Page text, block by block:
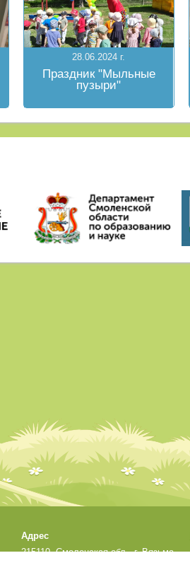
28.06.2024 г.
Праздник "Мыльные
пузыри"
Адрес
215110, Смоленская обл., г. Вязьма,